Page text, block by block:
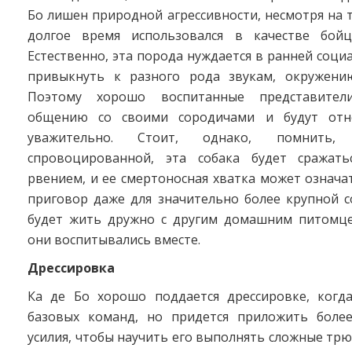
Бо лишен природной агрессивности, несмотря на
долгое время использовался в качестве
Естественно, эта порода нуждается в ранней
привыкнуть к разного рода звукам,
Поэтому хорошо воспитанные
общению со своими сородичами и будут
уважительно. Стоит, однако,
спровоцированной, эта собака будет
рвением, и ее смертоносная хватка может
приговор даже для значительно более крупной
будет жить дружно с другим домашним
они воспитывались вместе.
Дрессировка
Ка де Бо хорошо поддается дрессировке,
базовых команд, но придется приложить
усилия, чтобы научить его выполнять сложные